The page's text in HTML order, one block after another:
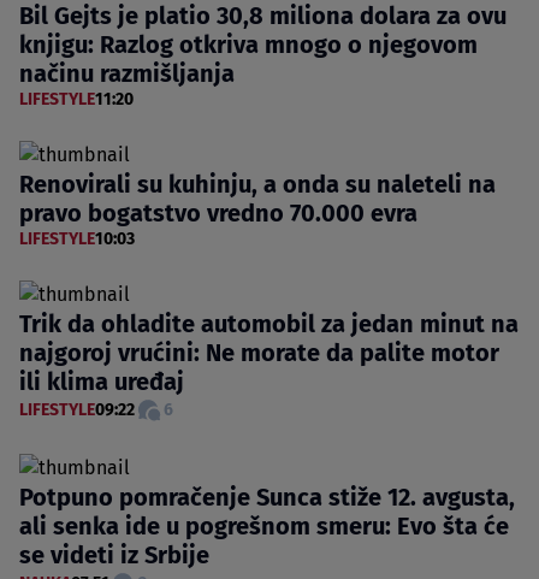
Bil Gejts je platio 30,8 miliona dolara za ovu
knjigu: Razlog otkriva mnogo o njegovom
načinu razmišljanja
LIFESTYLE11:20
Renovirali su kuhinju, a onda su naleteli na
pravo bogatstvo vredno 70.000 evra
LIFESTYLE10:03
Trik da ohladite automobil za jedan minut na
najgoroj vrućini: Ne morate da palite motor
ili klima uređaj
LIFESTYLE09:22 6
Potpuno pomračenje Sunca stiže 12. avgusta,
ali senka ide u pogrešnom smeru: Evo šta će
se videti iz Srbije